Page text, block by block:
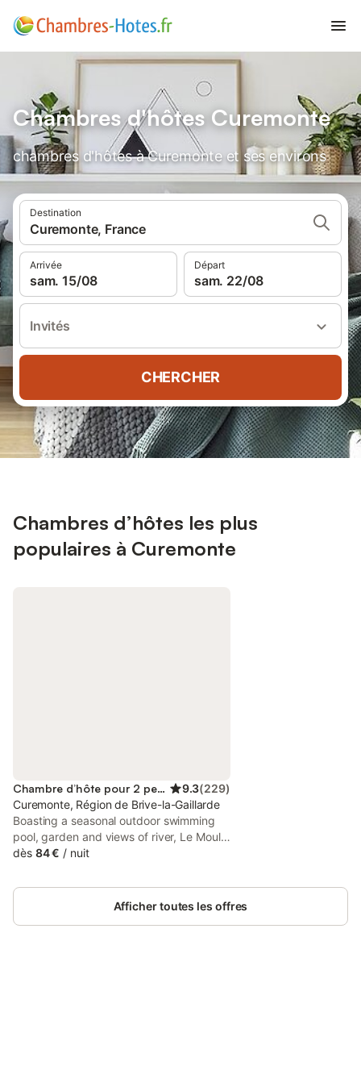
Chambres d'hôtes Curemonte
chambres d'hôtes à Curemonte et ses environs
Destination
Curemonte, France
Arrivée
sam. 15/08
Départ
sam. 22/08
Invités
CHERCHER
Chambres d’hôtes les plus
populaires à Curemonte
Chambre d’hôte pour 2 personnes 9.3(229)
Curemonte, Région de Brive-la-Gaillarde
Boasting a seasonal outdoor swimming
pool, garden and views of river, Le Moulin
de Lassalle is set in Curemonte, 35 km
parking, this property also provides
guests with a picnic area.
dès 84 € / nuit
Afficher toutes les offres